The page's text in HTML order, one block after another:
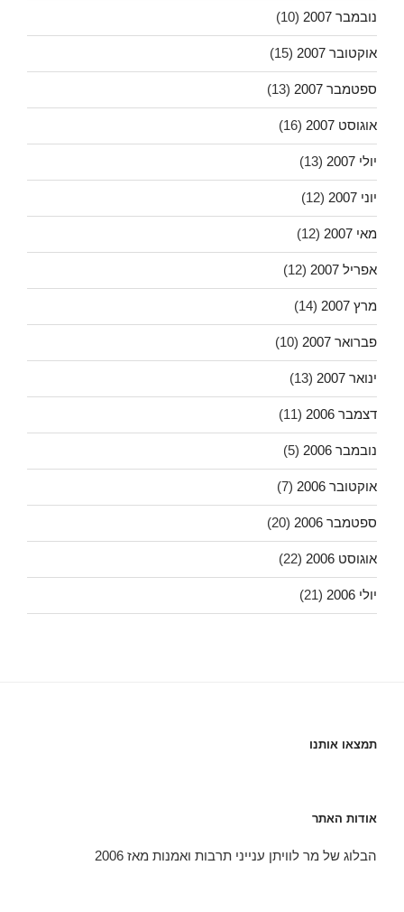
נובמבר 2007 (10)
אוקטובר 2007 (15)
ספטמבר 2007 (13)
אוגוסט 2007 (16)
יולי 2007 (13)
יוני 2007 (12)
מאי 2007 (12)
אפריל 2007 (12)
מרץ 2007 (14)
פברואר 2007 (10)
ינואר 2007 (13)
דצמבר 2006 (11)
נובמבר 2006 (5)
אוקטובר 2006 (7)
ספטמבר 2006 (20)
אוגוסט 2006 (22)
יולי 2006 (21)
תמצאו אותנו
אודות האתר
הבלוג של מר לוויתן ענייני תרבות ואמנות מאז 2006